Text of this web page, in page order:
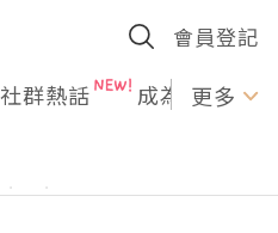
會員登記
社群熱話 成為U更多